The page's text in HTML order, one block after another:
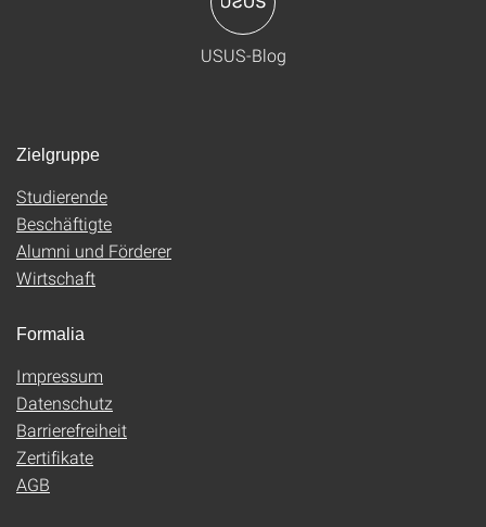
USUS-Blog
Zielgruppe
Studierende
Beschäftigte
Alumni und Förderer
Wirtschaft
Formalia
Impressum
Datenschutz
Barrierefreiheit
Zertifikate
AGB